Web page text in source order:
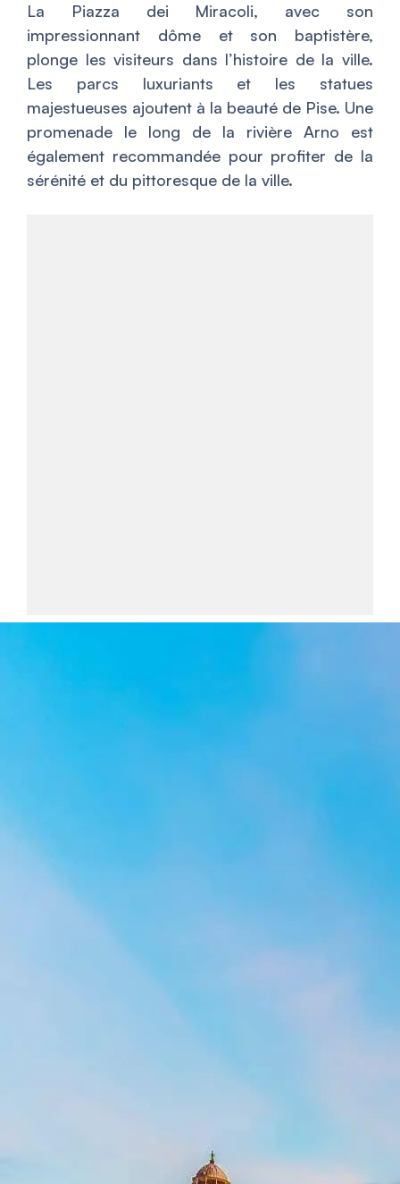
La Piazza dei Miracoli, avec son
impressionnant dôme et son baptistère,
plonge les visiteurs dans l’histoire de la ville.
Les parcs luxuriants et les statues
majestueuses ajoutent à la beauté de Pise. Une
promenade le long de la rivière Arno est
également recommandée pour profiter de la
sérénité et du pittoresque de la ville.